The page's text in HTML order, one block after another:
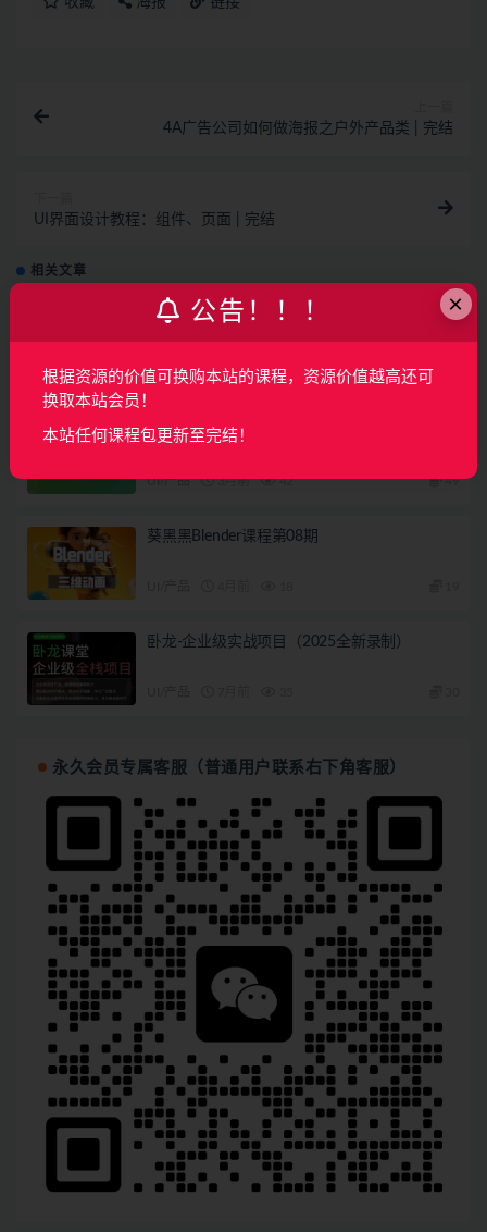
4A广告公司如何做海报之户外产品类 | 完结
UI界面设计教程：组件、页面 | 完结
相关文章
AI产品经理特训营（完结）
AI 2月前 106
覆盖车载投屏、多媒体、智能语音等核心功能
UI/产品 3月前 42 49
葵黑黑Blender课程第08期
卧龙-企业级实战项目（2025全新录制）
永久会员专属客服（普通用户联系右下角客服）
×
公告！！！
根据资源的价值可换购本站的课程，资源价值越高还可
换取本站会员！
本站任何课程包更新至完结！